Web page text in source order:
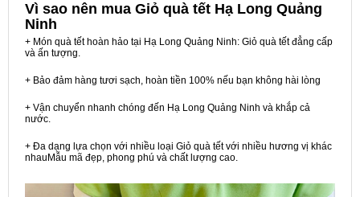
Vì sao nên mua Giỏ quà tết Hạ Long Quảng
Ninh
+ Món quà tết hoàn hảo tại Hạ Long Quảng Ninh: Giỏ quà tết đẳng cấp
và ấn tượng.
+ Bảo đảm hàng tươi sạch, hoàn tiền 100% nếu bạn không hài lòng
+ Vận chuyển nhanh chóng đến Hạ Long Quảng Ninh và khắp cả
nước.
+ Đa dạng lựa chọn với nhiều loại Giỏ quà tết với nhiều hương vị khác
nhauMẫu mã đẹp, phong phú và chất lượng cao.